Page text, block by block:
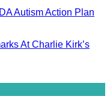
Autism Action Plan
At Charlie Kirk’s